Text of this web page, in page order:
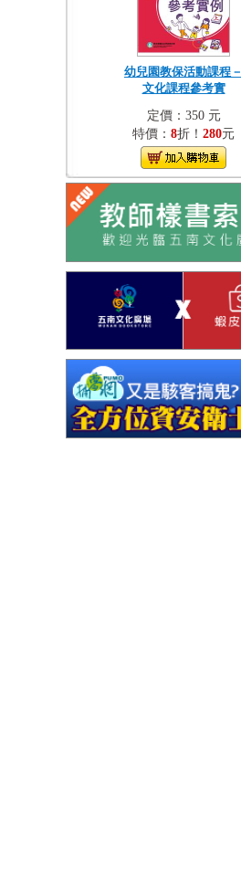
幼兒園教保活動課程－
文化課程參考實
定價：350 元
特價： 8折！ 280元